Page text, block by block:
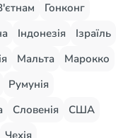
Гонконг
Індонезія
Ізраїль
Мальта
Марокко
Румунія
Словенія
США
Чехія